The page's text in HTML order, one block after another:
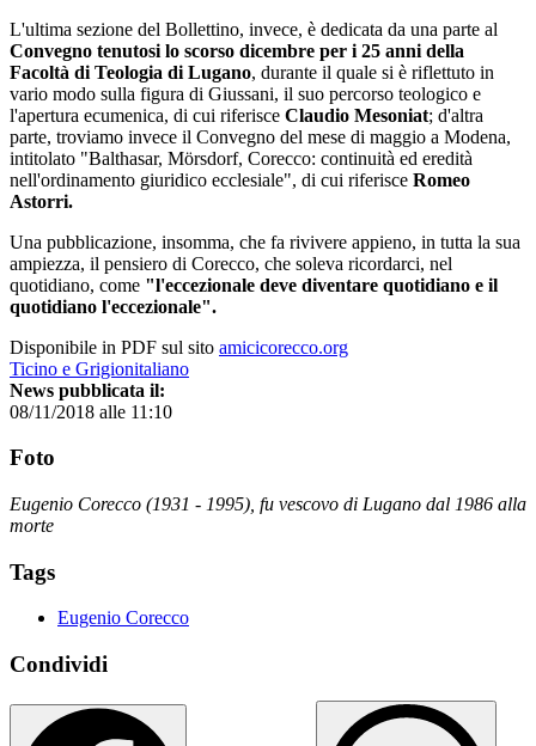
L'ultima sezione del Bollettino, invece, è dedicata da una parte al
Convegno tenutosi lo scorso dicembre per i 25 anni della
Facoltà di Teologia di Lugano, durante il quale si è riflettuto in
vario modo sulla figura di Giussani, il suo percorso teologico e
l'apertura ecumenica, di cui riferisce Claudio Mesoniat; d'altra
parte, troviamo invece il Convegno del mese di maggio a Modena,
intitolato "Balthasar, Mörsdorf, Corecco: continuità ed eredità
nell'ordinamento giuridico ecclesiale", di cui riferisce Romeo
Astorri.
Una pubblicazione, insomma, che fa rivivere appieno, in tutta la sua
ampiezza, il pensiero di Corecco, che soleva ricordarci, nel
quotidiano, come "l'eccezionale deve diventare quotidiano e il
quotidiano l'eccezionale".
Disponibile in PDF sul sito amicicorecco.org
Ticino e Grigionitaliano
News pubblicata il:
08/11/2018 alle 11:10
Foto
Eugenio Corecco (1931 - 1995), fu vescovo di Lugano dal 1986 alla
morte
Tags
Eugenio Corecco
Condividi